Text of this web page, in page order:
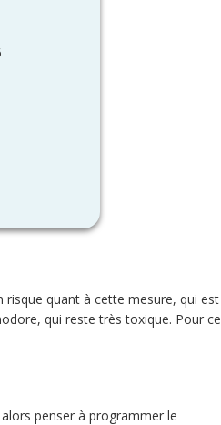
quant à cette mesure, qui est
qui reste très toxique. Pour ce
penser à programmer le